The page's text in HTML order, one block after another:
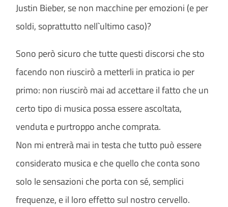
Justin Bieber, se non macchine per emozioni (e per
soldi, soprattutto nell`ultimo caso)?
Sono però sicuro che tutte questi discorsi che sto
facendo non riuscirò a metterli in pratica io per
primo: non riuscirò mai ad accettare il fatto che un
certo tipo di musica possa essere ascoltata,
venduta e purtroppo anche comprata.
Non mi entrerà mai in testa che tutto può essere
considerato musica e che quello che conta sono
solo le sensazioni che porta con sé, semplici
frequenze, e il loro effetto sul nostro cervello.